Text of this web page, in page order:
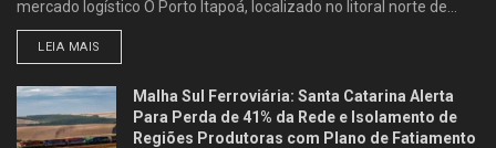
mercado logístico O Porto Itapoá, localizado no litoral norte de...
LEIA MAIS
Malha Sul Ferroviária: Santa Catarina Alerta
Para Perda de 41% da Rede e Isolamento de
Regiões Produtoras com Plano de Fatiamento